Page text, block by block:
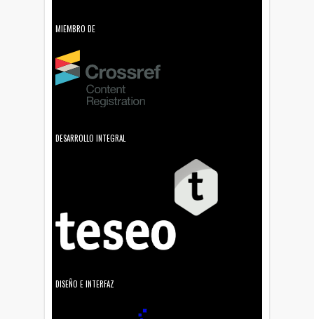
MIEMBRO DE
DESARROLLO INTEGRAL
DISEÑO E INTERFAZ